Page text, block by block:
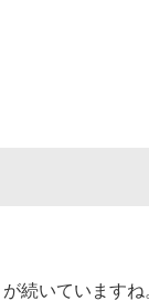
続いていますね